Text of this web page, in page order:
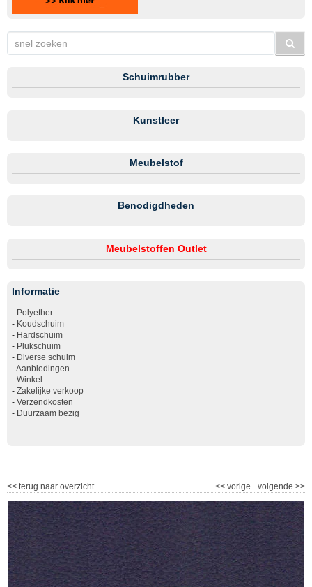
Schuimrubber
Kunstleer
Meubelstof
Benodigdheden
Meubelstoffen Outlet
Informatie
- Polyether
- Koudschuim
- Hardschuim
- Plukschuim
- Diverse schuim
-Aanbiedingen
- Winkel
- Zakelijke verkoop
- Verzendkosten
- Duurzaam bezig
<< terug naar overzicht volgende >>
<< vorige